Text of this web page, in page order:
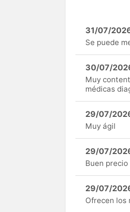
31/07/
Se puede
30/07/
Muy
médicas
29/07/
Muy ágil
29/07/
Buen precio
29/07/
Ofrecen los